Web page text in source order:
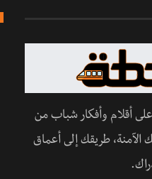
أقلام وأفكار شباب من
طريقك إلى أعماق